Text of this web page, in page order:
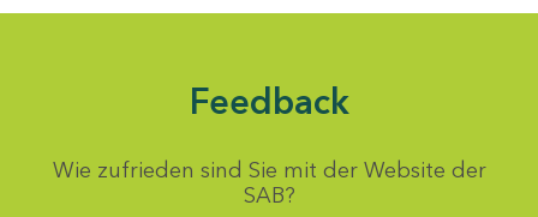
Feedback
Wie zufrieden sind Sie mit der Website der
SAB?